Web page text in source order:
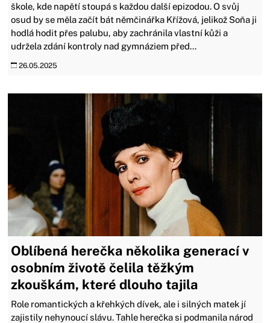
škole, kde napětí stoupá s každou další epizodou. O svůj
osud by se měla začít bát němčinářka Křížová, jelikož Soňa ji
hodlá hodit přes palubu, aby zachránila vlastní kůži a
udržela zdání kontroly nad gymnáziem před...
26.05.2025
Oblíbená herečka několika generací v
osobním životě čelila těžkým
zkouškám, které dlouho tajila
Role romantických a křehkých dívek, ale i silných matek jí
zajistily nehynoucí slávu. Tahle herečka si podmanila národ